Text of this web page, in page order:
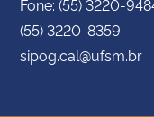
Fone: (55) 3220-
(55) 3220-8359
sipog.cal@ufsm.br